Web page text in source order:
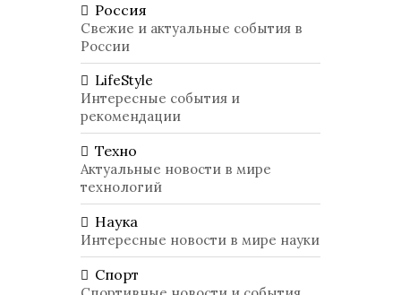
Россия
Свежие и актуальные события в
России
LifeStyle
Интересные события и
рекомендации
Техно
Актуальные новости в мире
технологий
Наука
Интересные новости в мире науки
Спорт